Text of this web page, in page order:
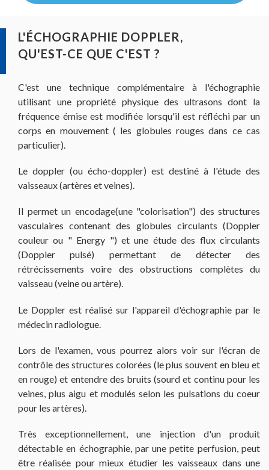
L'ÉCHOGRAPHIE DOPPLER,
QU'EST-CE QUE C'EST ?
C'est une technique complémentaire à l'échographie
utilisant une propriété physique des ultrasons dont la
fréquence émise est modifiée lorsqu'il est réfléchi par un
corps en mouvement ( les globules rouges dans ce cas
particulier).
Le doppler (ou écho-doppler) est destiné à l'étude des
vaisseaux (artères et veines).
Il permet un encodage(une "colorisation") des structures
vasculaires contenant des globules circulants (Doppler
couleur ou " Energy ") et une étude des flux circulants
(Doppler pulsé) permettant de détecter des
rétrécissements voire des obstructions complètes du
vaisseau (veine ou artère).
Le Doppler est réalisé sur l'appareil d'échographie par le
médecin radiologue.
Lors de l'examen, vous pourrez alors voir sur l'écran de
contrôle des structures colorées (le plus souvent en bleu et
en rouge) et entendre des bruits (sourd et continu pour les
veines, plus aigu et modulés selon les pulsations du coeur
pour les artères).
Très exceptionnellement, une injection d'un produit
détectable en échographie, par une petite perfusion, peut
être réalisée pour mieux étudier les vaisseaux dans une